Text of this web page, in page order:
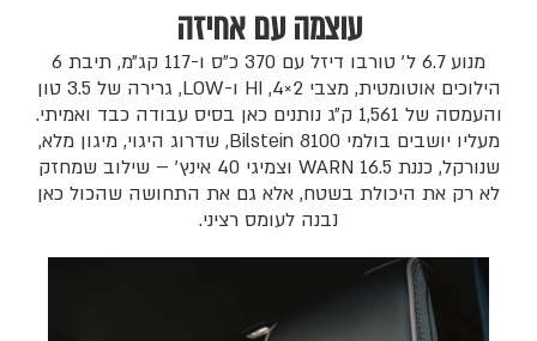
עוצמה עם אחיזה
מנוע 6.7 ל׳ טורבו דיזל עם 370 כ״ס ו-117 קג״מ, תיבת 6
הילוכים אוטומטית, מצבי 2×4, HI ו-LOW, גרירה של 3.5 טון
והעמסה של 1,561 ק״ג נותנים כאן בסיס עבודה כבד ואמיתי.
מעליו יושבים בולמי Bilstein 8100, שדרוג היגוי, מיגון מלא,
שנורקל, כננת WARN 16.5 וצמיגי 40 אינץ׳ – שילוב שמחזק
לא רק את היכולת בשטח, אלא גם את התחושה שהכול כאן
נבנה לעומס רציני.